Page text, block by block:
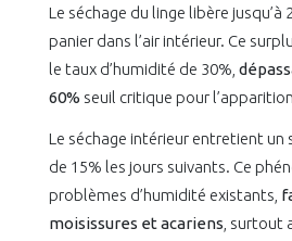
Le séchage du linge libère jusqu’à
panier dans l’air intérieur. Ce
le taux d’humidité de 30%,
60% seuil critique pour
Le séchage intérieur entretient un
de 15% les jours suivants. Ce
problèmes d’humidité existants,
moisissures et acariens , surtout